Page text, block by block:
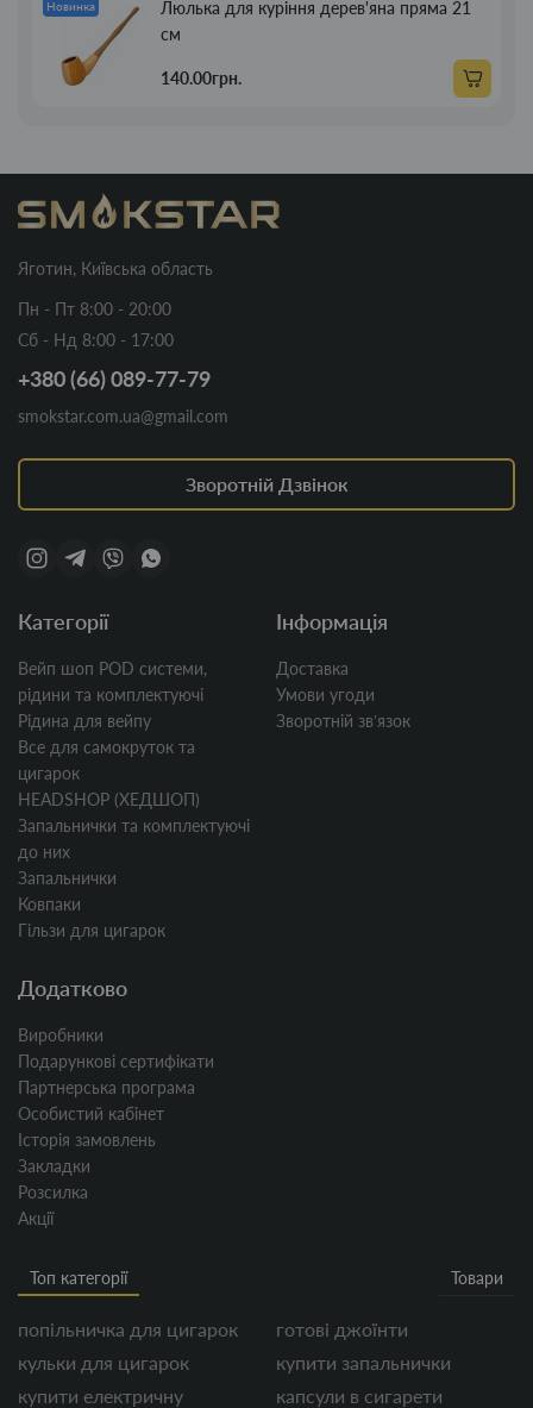
Новинка
Люлька для куріння дерев'яна пряма 21
см
140.00грн.
Яготин, Київська область
Пн - Пт 8:00 - 20:00
Сб - Нд 8:00 - 17:00
+380 (66) 089-77-79
smokstar.com.ua@gmail.com
Зворотній Дзвінок
Категорії
Вейп шоп POD системи,
рідини та комплектуючі
Рідина для вейпу
Все для самокруток та
цигарок
HEADSHOP (ХЕДШОП)
Запальнички та комплектуючі
до них
Запальнички
Ковпаки
Гільзи для цигарок
Інформація
Доставка
Умови угоди
Зворотній звʼязок
Додатково
Виробники
Подарункові сертифікати
Партнерська програма
Особистий кабінет
Історія замовлень
Закладки
Розсилка
Акції
Топ категорії Товари
попільничка для цигарок
кульки для цигарок
купити електричну
готові джоїнти
купити запальнички
капсули в сигарети